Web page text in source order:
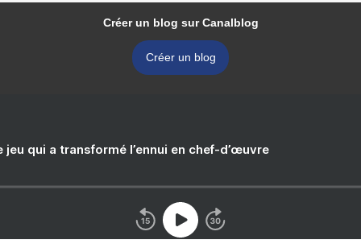
Créer un blog sur Canalblog
Créer un blog
jeu qui a transformé l’ennui en chef-d’œuvre